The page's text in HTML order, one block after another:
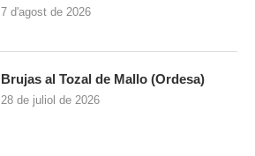
7 d'agost de 2026
Brujas al Tozal de Mallo (Ordesa)
28 de juliol de 2026